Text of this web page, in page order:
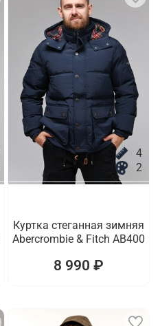
4
2
Куртка стеганная зимняя
Abercrombie & Fitch AB400
8 990 ₽